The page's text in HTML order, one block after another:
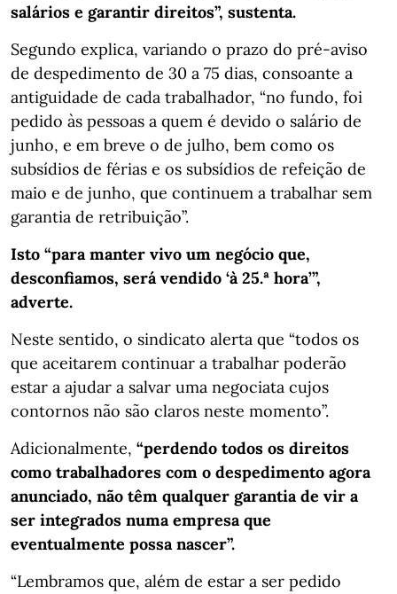
salários e garantir direitos”, sustenta.
Segundo explica, variando o prazo do pré-aviso
de despedimento de 30 a 75 dias, consoante a
antiguidade de cada trabalhador, “no fundo, foi
pedido às pessoas a quem é devido o salário de
junho, e em breve o de julho, bem como os
subsídios de férias e os subsídios de refeição de
maio e de junho, que continuem a trabalhar sem
garantia de retribuição”.
Isto “para manter vivo um negócio que,
desconfiamos, será vendido ‘à 25.ª hora’”,
adverte.
Neste sentido, o sindicato alerta que “todos os
que aceitarem continuar a trabalhar poderão
estar a ajudar a salvar uma negociata cujos
contornos não são claros neste momento”.
Adicionalmente, “perdendo todos os direitos
como trabalhadores com o despedimento agora
anunciado, não têm qualquer garantia de vir a
ser integrados numa empresa que
eventualmente possa nascer”.
“Lembramos que, além de estar a ser pedido